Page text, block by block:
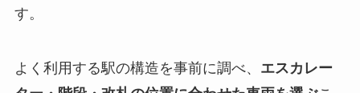
す。
よく利用する駅の構造を事前に調べ、 エスカレー